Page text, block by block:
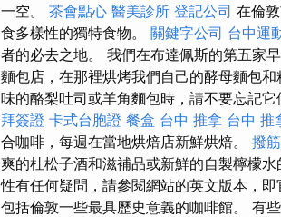
一空。 茶會點心 醫美診所 登記公司 在倫
食多樣性的獨特食物。 關鍵字公司 台中運
者的必去之地。 我們在布達佩斯的第五家
麵包店，在那裡烘烤我們自己的酵母麵包
味的酪梨吐司或羊角麵包時，請不要忘記
拜簽證 卡式台胞證 餐盒 台中 推拿 台中 推
合咖啡，每週在當地烘焙店新鮮烘焙。 撥
爽的杜松子酒和滋補品或新鮮的自製檸檬水
性有任何疑問，請參閱網站的英文版本，
包括倫敦一些最具歷史意義的咖啡館。 有